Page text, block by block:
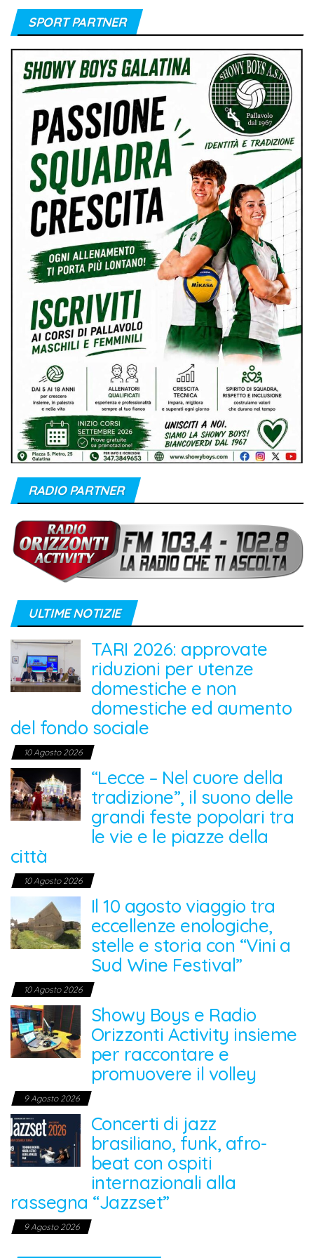
SPORT PARTNER
RADIO PARTNER
ULTIME NOTIZIE
TARI 2026: approvate
riduzioni per utenze
domestiche e non
domestiche ed aumento
del fondo sociale
10 Agosto 2026
“Lecce – Nel cuore della
tradizione”, il suono delle
grandi feste popolari tra
le vie e le piazze della
città
10 Agosto 2026
Il 10 agosto viaggio tra
eccellenze enologiche,
stelle e storia con “Vini a
Sud Wine Festival”
10 Agosto 2026
Showy Boys e Radio
Orizzonti Activity insieme
per raccontare e
promuovere il volley
9 Agosto 2026
Concerti di jazz
brasiliano, funk, afro-
beat con ospiti
internazionali alla
rassegna “Jazzset”
9 Agosto 2026